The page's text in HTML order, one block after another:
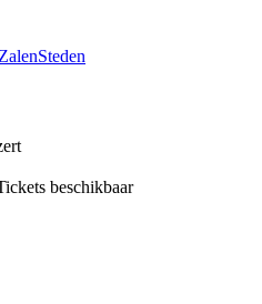
ZalenSteden
beschikbaar